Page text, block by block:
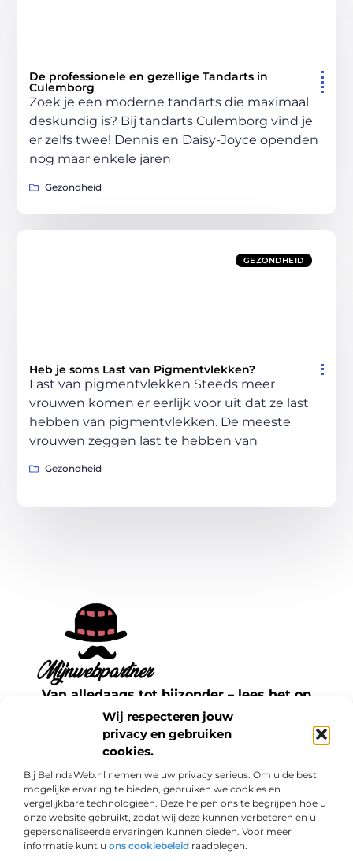
Wij respecteren jouw
privacy en gebruiken
cookies.
Bij BelindaWeb.nl nemen we uw privacy serieus. Om u de best
mogelijke ervaring te bieden, gebruiken we cookies en
vergelijkbare technologieën. Deze helpen ons te begrijpen hoe u
onze website gebruikt, zodat wij deze kunnen verbeteren en u
gepersonaliseerde ervaringen kunnen bieden. Voor meer
informatie kunt u ons cookiebeleid raadplegen.
De professionele en gezellige Tandarts in
Culemborg
Zoek je een moderne tandarts die maximaal
deskundig is? Bij tandarts Culemborg vind je
er zelfs twee! Dennis en Daisy-Joyce openden
nog maar enkele jaren
Gezondheid
GEZONDHEID
Heb je soms Last van Pigmentvlekken?
Last van pigmentvlekken Steeds meer
vrouwen komen er eerlijk voor uit dat ze last
hebben van pigmentvlekken. De meeste
vrouwen zeggen last te hebben van
Gezondheid
Van alledaags tot bijzonder – lees het op
mijnwebpartner.nl.
Ontdek inspirerende blogs en artikelen over
alles wat het dagelijks leven te bieden heeft.
Bericht categorie
Onze informatie